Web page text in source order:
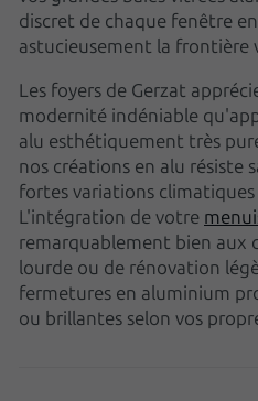
discret de chaque fenêtre
astucieusement la frontière
Les foyers de Gerzat
modernité indéniable
alu esthétiquement très
nos créations en alu résiste
fortes variations
L'intégration de votre
remarquablement bien aux
lourde ou de rénovation
fermetures en aluminium
ou brillantes selon vos